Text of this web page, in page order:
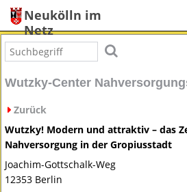
Neukölln im
Netz
Wutzky-Center
Zurück
Wutzky! Modern und attraktiv – das
Nahversorgung in der Gropiusstadt
Joachim-Gottschalk-Weg
12353 Berlin